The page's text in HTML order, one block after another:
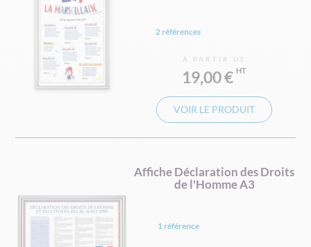
2 références
À PARTIR DE
19,00 €
VOIR LE PRODUIT
Affiche Déclaration des Droits
de l'Homme A3
1 référence